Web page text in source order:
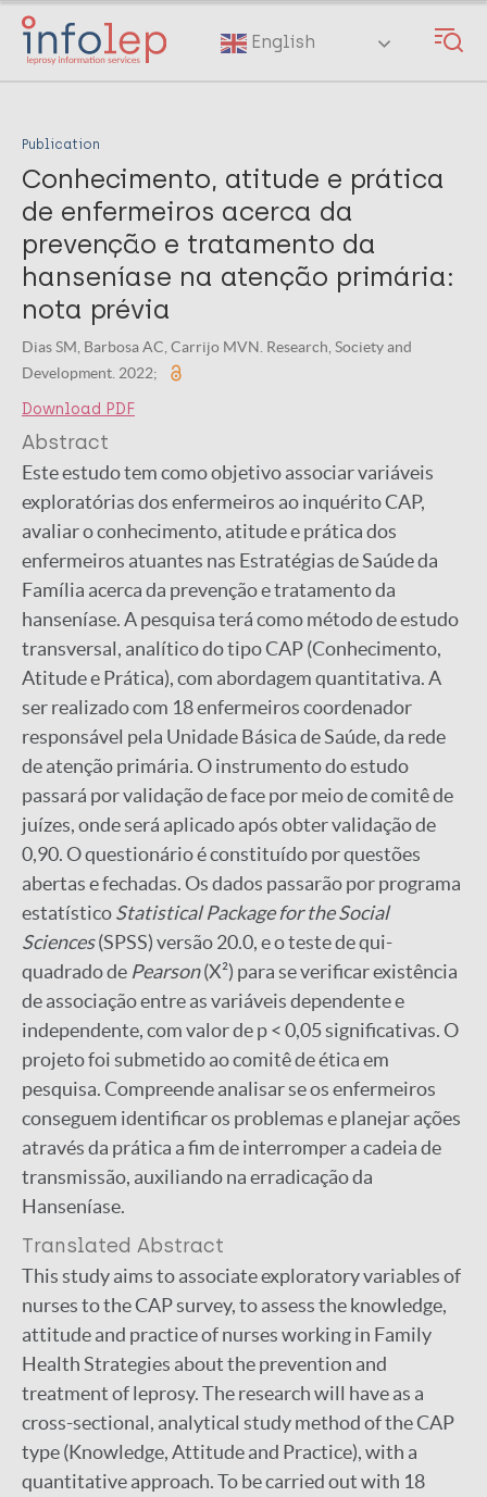
Skip
main
English
Publication
Conhecimento, atitude e prática
de enfermeiros acerca da
prevenção e tratamento da
hanseníase na atenção primária:
nota prévia
Dias SM, Barbosa AC, Carrijo MVN. Research, Society and
Development. 2022;
Download PDF
Abstract
Este estudo tem como objetivo associar variáveis
exploratórias dos enfermeiros ao inquérito CAP,
avaliar o conhecimento, atitude e prática dos
enfermeiros atuantes nas Estratégias de Saúde da
Família acerca da prevenção e tratamento da
hanseníase. A pesquisa terá como método de estudo
transversal, analítico do tipo CAP (Conhecimento,
Atitude e Prática), com abordagem quantitativa. A
ser realizado com 18 enfermeiros coordenador
responsável pela Unidade Básica de Saúde, da rede
de atenção primária. O instrumento do estudo
passará por validação de face por meio de comitê de
juízes, onde será aplicado após obter validação de
0,90. O questionário é constituído por questões
abertas e fechadas. Os dados passarão por programa
estatísticoStatistical Package for the Social
Sciences(SPSS) versão 20.0, e o teste de qui-
quadrado de Pearson(X²) para se verificar existência
de associação entre as variáveis dependente e
independente, com valor de p < 0,05 significativas. O
projeto foi submetido ao comitê de ética em
pesquisa. Compreende analisar se os enfermeiros
conseguem identificar os problemas e planejar ações
através da prática a fim de interromper a cadeia de
transmissão, auxiliando na erradicação da
Hanseníase.
Translated Abstract
This study aims to associate exploratory variables of
nurses to the CAP survey, to assess the knowledge,
attitude and practice of nurses working in Family
Health Strategies about the prevention and
treatment of leprosy. The research will have as a
cross-sectional, analytical study method of the CAP
type (Knowledge, Attitude and Practice), with a
quantitative approach. To be carried out with 18